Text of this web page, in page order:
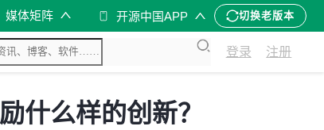
媒体矩阵 开源中国APP 切换老版本
登录 注册
什么样的创新？